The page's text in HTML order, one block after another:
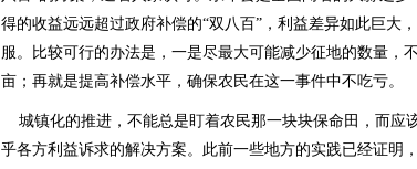
得的收益远远超过政府补偿的“双八百”，利益差异如此巨大
服。比较可行的办法是，一是尽最大可能减少征地的数量，
亩；再就是提高补偿水平，确保农民在这一事件中不吃亏。
城镇化的推进，不能总是盯着农民那一块块保命田，而应
乎各方利益诉求的解决方案。此前一些地方的实践已经证明